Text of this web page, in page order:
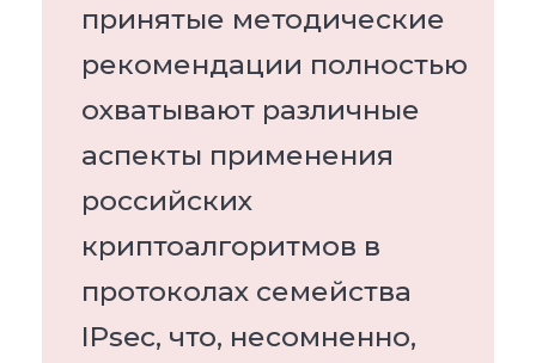
принятые методические
рекомендации полностью
охватывают различные
аспекты применения
российских
криптоалгоритмов в
протоколах семейства
IPsec, что, несомненно,